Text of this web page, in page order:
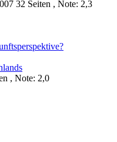
32 Seiten , Note: 2,3
, Note: 2,0